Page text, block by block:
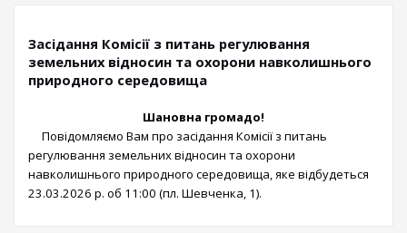
Засідання Комісії з питань регулювання
земельних відносин та охорони навколишнього
природного середовища
Шановна громадо!
Повідомляємо Вам про засідання Комісії з питань
регулювання земельних відносин та охорони
навколишнього природного середовища, яке відбудеться
23.03.2026 р. об 11:00 (пл. Шевченка, 1).